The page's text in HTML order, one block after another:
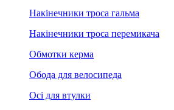
Накінечники троса гальма
Накінечники троса перемикача
Обмотки керма
Обода для велосипеда
Осі для втулки